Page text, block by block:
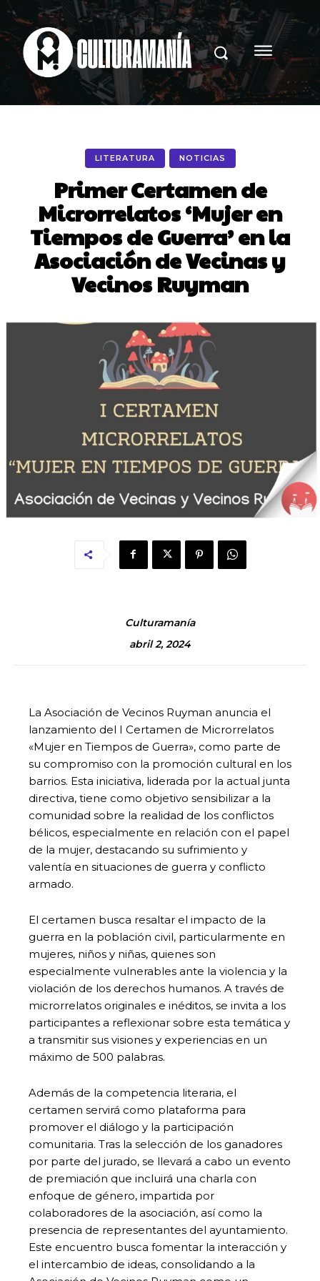
LITERATURA NOTICIAS
Primer Certamen de
Microrrelatos ‘Mujer en
Tiempos de Guerra’ en la
Asociación de Vecinas y
Vecinos Ruyman
Culturamanía
abril 2, 2024
La Asociación de Vecinos Ruyman anuncia el
lanzamiento del I Certamen de Microrrelatos
«Mujer en Tiempos de Guerra», como parte de
su compromiso con la promoción cultural en los
barrios. Esta iniciativa, liderada por la actual junta
directiva, tiene como objetivo sensibilizar a la
comunidad sobre la realidad de los conflictos
bélicos, especialmente en relación con el papel
de la mujer, destacando su sufrimiento y
valentía en situaciones de guerra y conflicto
armado.
El certamen busca resaltar el impacto de la
guerra en la población civil, particularmente en
mujeres, niños y niñas, quienes son
especialmente vulnerables ante la violencia y la
violación de los derechos humanos. A través de
microrrelatos originales e inéditos, se invita a los
participantes a reflexionar sobre esta temática y
a transmitir sus visiones y experiencias en un
máximo de 500 palabras.
Además de la competencia literaria, el
certamen servirá como plataforma para
promover el diálogo y la participación
comunitaria. Tras la selección de los ganadores
por parte del jurado, se llevará a cabo un evento
de premiación que incluirá una charla con
enfoque de género, impartida por
colaboradores de la asociación, así como la
presencia de representantes del ayuntamiento.
Este encuentro busca fomentar la interacción y
el intercambio de ideas, consolidando a la